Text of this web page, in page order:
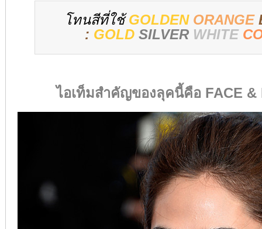
โทนสีที่ใช้GOLDEN ORANGE
: GOLD SILVER WHITE
ไอเท็มสำคัญของลุคนี้คือ FACE &